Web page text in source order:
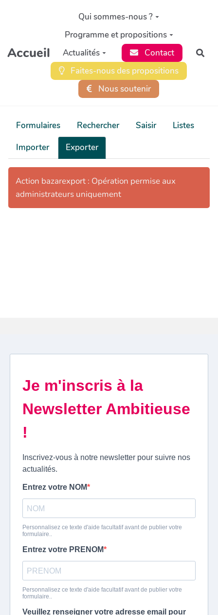
Aller au contenu principal
Accueil
Qui sommes-nous ?
Programme et propositions
Actualités
Contact
Faites-nous des propositions
Nous soutenir
Formulaires Rechercher Saisir
Listes
Importer
Exporter
Action bazarexport : Opération permise aux
administrateurs uniquement